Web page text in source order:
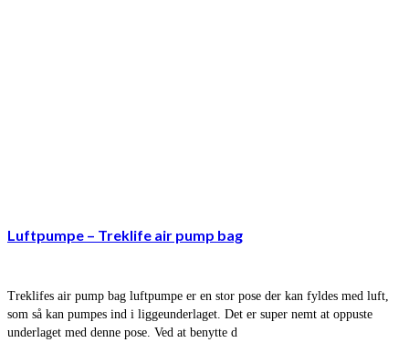
Luftpumpe – Treklife air pump bag
Treklifes air pump bag luftpumpe er en stor pose der kan fyldes med luft,
som så kan pumpes ind i liggeunderlaget. Det er super nemt at oppuste
underlaget med denne pose. Ved at benytte d